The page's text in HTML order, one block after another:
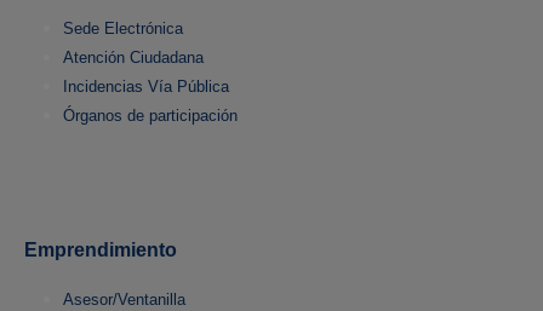
Sede Electrónica
Atención Ciudadana
Incidencias Vía Pública
Órganos de participación
Emprendimiento
Asesor/Ventanilla